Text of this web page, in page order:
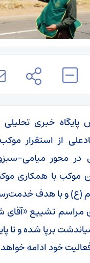
پایگاه خبری تحلیلی
از استقرار
در محور
موکب با همکاری
(ع) و با هدف
مراسم تشییع «آقای
برپا شده و تا
خود ادامه